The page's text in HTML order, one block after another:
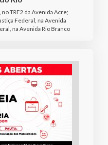
TRF2 da Avenida Acre;
Federal, na Avenida
na Avenida Rio Branco